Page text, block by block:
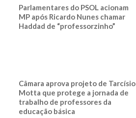
Parlamentares do PSOL acionam
MP após Ricardo Nunes chamar
Haddad de “professorzinho”
Câmara aprova projeto de Tarcísio
Motta que protege a jornada de
trabalho de professores da
educação básica